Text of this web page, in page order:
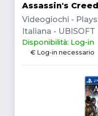
Assassin's
Videogiochi -
Italiana - UBISOFT
Disponibilità: Log-in
€ Log-in necessario